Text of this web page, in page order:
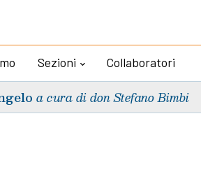
Sezioni Collaboratori
a cura di don Stefano Bimbi